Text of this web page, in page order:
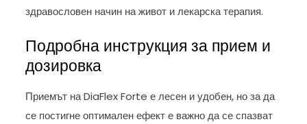
здравословен начин на живот и лекарска терапия.
Подробна инструкция за прием и
дозировка
Приемът на DiaFlex Forte е лесен и удобен, но за да
се постигне оптимален ефект е важно да се спазват